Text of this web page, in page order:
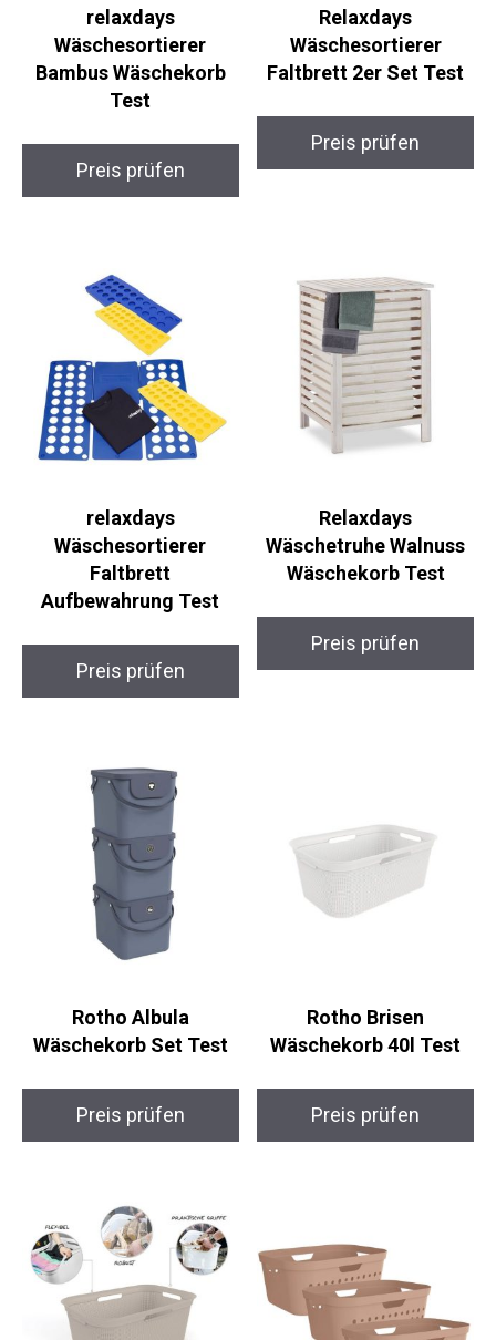
relaxdays
Wäschesortierer
Bambus Wäschekorb
Test
Preis prüfen
Relaxdays
Wäschesortierer
Faltbrett 2er Set Test
Preis prüfen
relaxdays
Wäschesortierer
Faltbrett
Aufbewahrung Test
Preis prüfen
Relaxdays
Wäschetruhe Walnuss
Wäschekorb Test
Preis prüfen
Rotho Albula
Wäschekorb Set Test
Preis prüfen
Rotho Brisen
Wäschekorb 40l Test
Preis prüfen